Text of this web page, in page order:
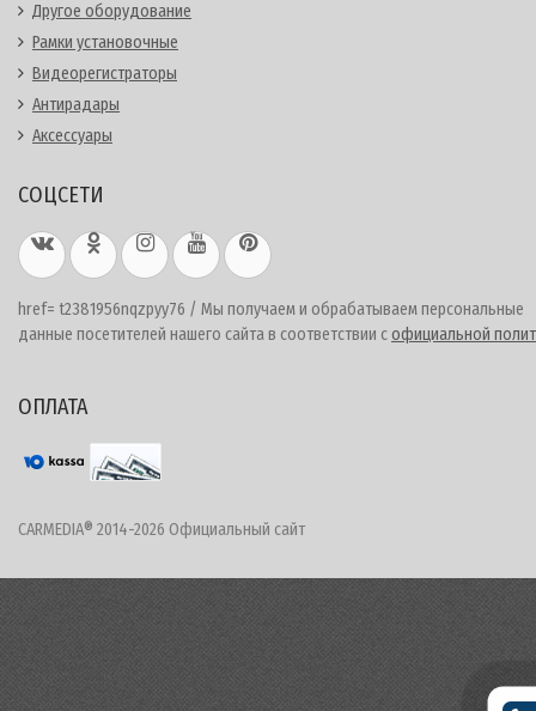
Другое оборудование
Рамки установочные
Видеорегистраторы
Антирадары
Аксессуары
СОЦСЕТИ
href= t2381956nqzpyy76 / Мы получаем и обрабатываем персональные
данные посетителей нашего сайта в соответствии софициальной
ОПЛАТА
CARMEDIA® 2014-2026 Официальный сайт